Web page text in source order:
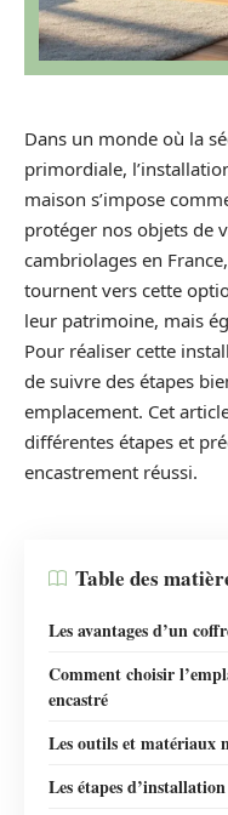
Dans un monde où la
primordiale,
maison s’impose
protéger nos objets de
cambriolages en
tournent vers cette
leur patrimoine, mais
Pour réaliser cette
de suivre des étapes
emplacement. Cet
différentes étapes et
encastrement réussi.
Table des
Les avantages d’un
Comment choisir
encastré
Les outils et matériaux
Les étapes